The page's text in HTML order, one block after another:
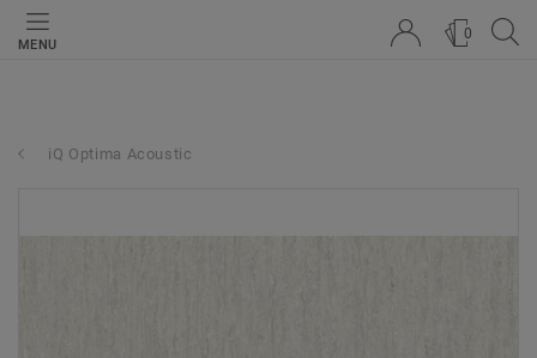
MENU
0
iQ Optima Acoustic